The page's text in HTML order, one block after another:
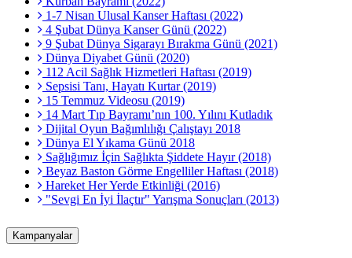
1-7 Nisan Ulusal Kanser Haftası (2022)
4 Şubat Dünya Kanser Günü (2022)
9 Şubat Dünya Sigarayı Bırakma Günü (2021)
Dünya Diyabet Günü (2020)
112 Acil Sağlık Hizmetleri Haftası (2019)
Sepsisi Tanı, Hayatı Kurtar (2019)
15 Temmuz Videosu (2019)
14 Mart Tıp Bayramı’nın 100. Yılını Kutladık
Dijital Oyun Bağımlılığı Çalıştayı 2018
Dünya El Yıkama Günü 2018
Sağlığımız İçin Sağlıkta Şiddete Hayır (2018)
Beyaz Baston Görme Engelliler Haftası (2018)
Hareket Her Yerde Etkinliği (2016)
"Sevgi En İyi İlaçtır" Yarışma Sonuçları (2013)
Kampanyalar